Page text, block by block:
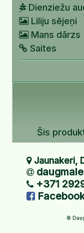
Dienziežu
Liliju sējeņi
Mans dārzs
Saites
Šis
Jaunakeri,
+371
©